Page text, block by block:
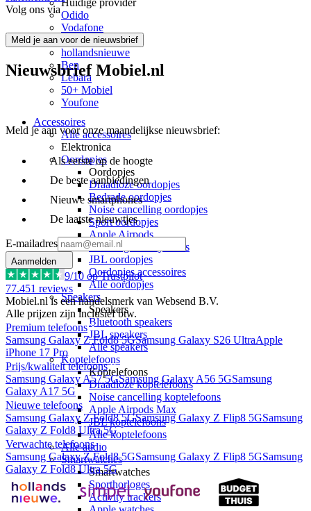
Huidige provider
Odido
Vodafone
KPN
hollandsnieuwe
Ben
Lebara
50+ Mobiel
Youfone
Accessoires
Alle accessoires
Elektronica
Oordopjes
Oordopjes
Draadloze oordopjes
Bedrade oordopjes
Noise cancelling oordopjes
Sport oordopjes
Apple Airpods
Samsung Galaxy Buds
JBL oordopjes
Oordopjes accessoires
Alle oordopjes
Speakers
Speakers
Bluetooth speakers
JBL speakers
Alle speakers
Koptelefoons
Koptelefoons
Draadloze koptelefoons
Noise cancelling koptelefoons
Apple Airpods Max
JBL koptelefoons
Alle koptelefoons
Alle audio
Smartwatches
Smartwatches
Sporthorloges
Activity trackers
Volg ons via
Meld je aan voor de nieuwsbrief
Nieuwsbrief Mobiel.nl
Meld je aan voor onze maandelijkse nieuwsbrief:
Als eerste op de hoogte
De beste aanbiedingen
Nieuwe smartphones
De laatste nieuwtjes
E-mailadres
Aanmelden
9/10 op Trustpilot
77.451 reviews
Mobiel.nl is een handelsmerk van Websend B.V.
Alle prijzen zijn inclusief btw.
Premium telefoons
Samsung Galaxy Z Fold8 5GSamsung Galaxy S26 UltraApple
iPhone 17 Pro
Prijs/kwaliteit telefoons
Samsung Galaxy A57 5GSamsung Galaxy A56 5GSamsung
Galaxy A17 5G
Nieuwe telefoons
Samsung Galaxy Z Fold8 5GSamsung Galaxy Z Flip8 5GSamsung
Galaxy Z Fold8 Ultra 5G
Verwachte telefoons
Samsung Galaxy Z Fold8 5GSamsung Galaxy Z Flip8 5GSamsung
Galaxy Z Fold8 Ultra 5G